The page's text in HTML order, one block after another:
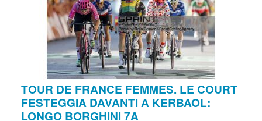
TOUR DE FRANCE FEMMES. LE COURT
FESTEGGIA DAVANTI A KERBAOL:
LONGO BORGHINI 7A